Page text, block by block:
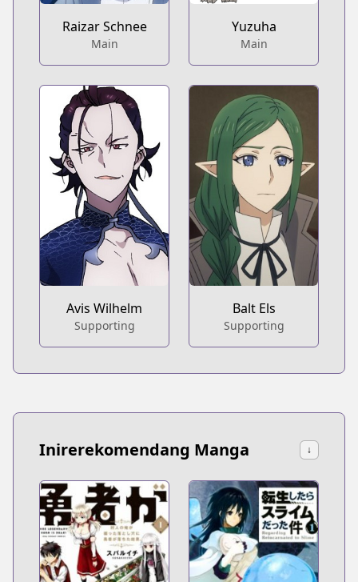
Raizar Schnee
Main
Yuzuha
Main
Avis Wilhelm
Supporting
Balt Els
Supporting
Inirerekomendang Manga ↓